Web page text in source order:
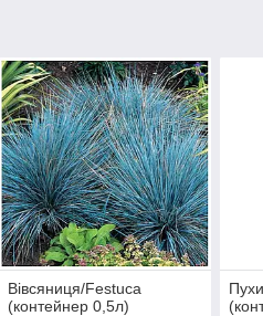
Вівсяниця/Festuca
(контейнер 0,5л)